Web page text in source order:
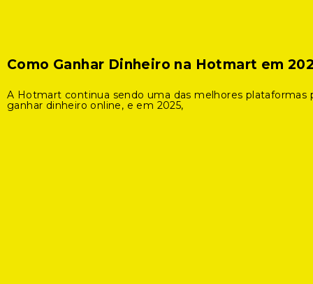
Como Ganhar Dinheiro na Hotmart em
A Hotmart continua sendo uma das melhores plataformas
ganhar dinheiro online, e em 2025,